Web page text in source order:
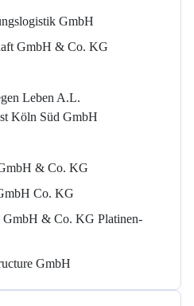
GmbH
GmbH & Co. KG
Leben A.L.
Köln Süd GmbH
& Co. KG
Co. KG
& Co. KG Platinen-
GmbH